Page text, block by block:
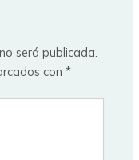
será publicada.
con*